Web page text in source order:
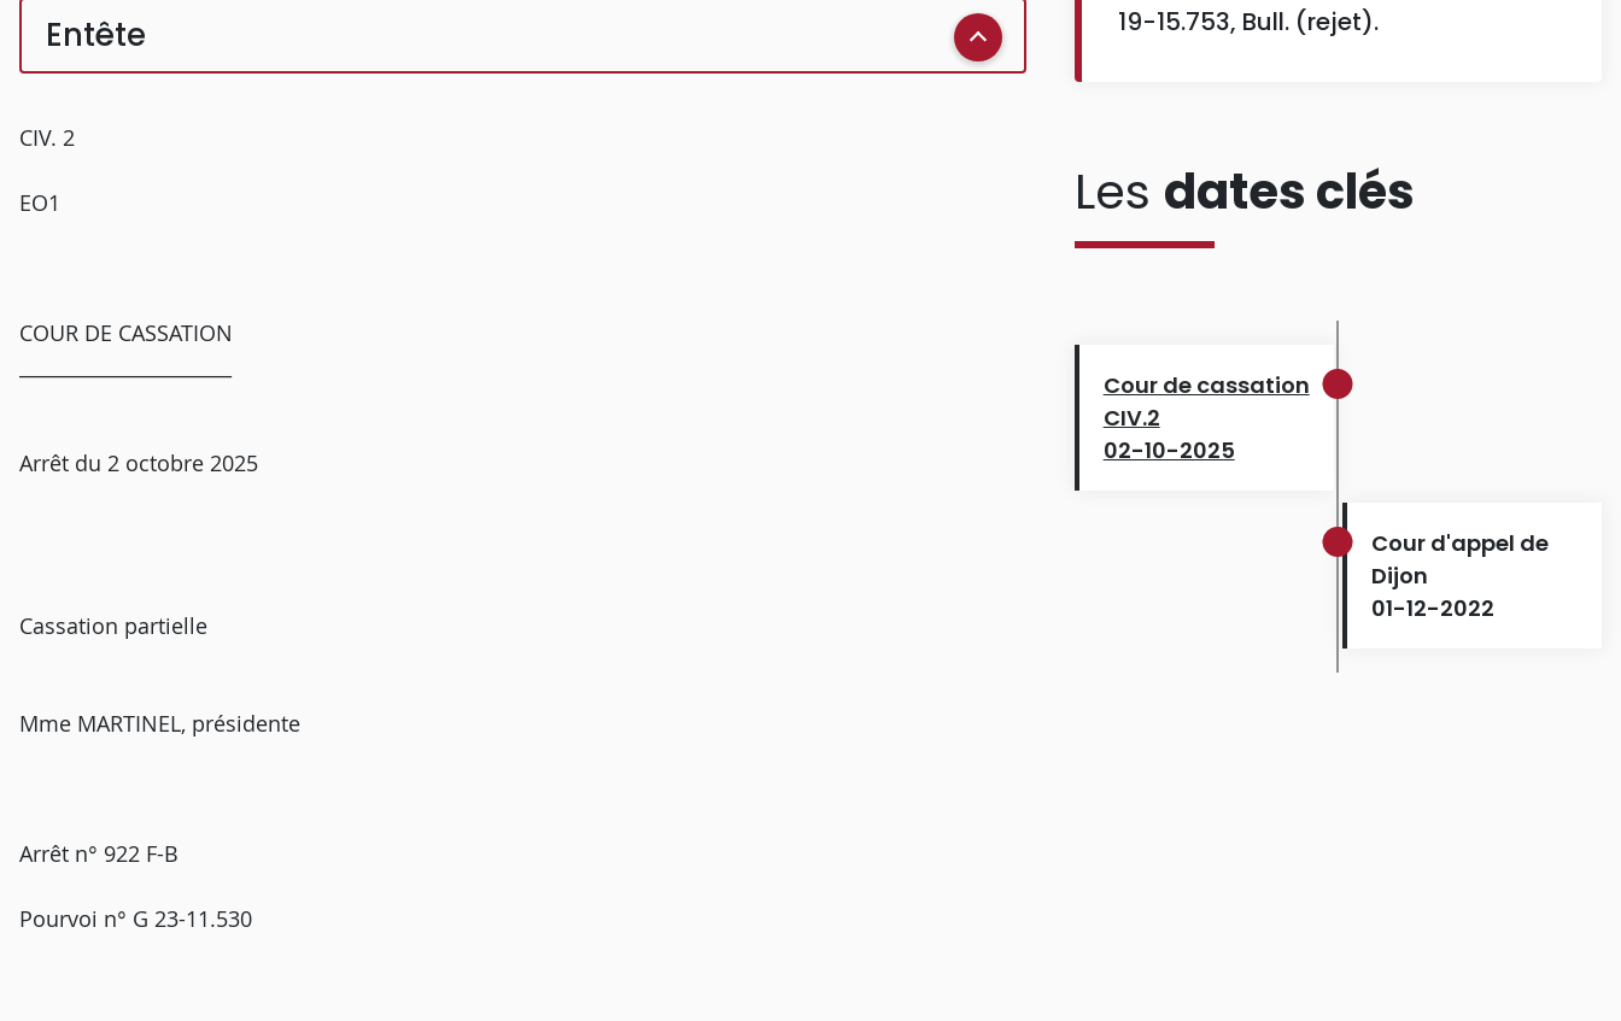
Entête
CIV. 2
EO1
COUR DE CASSATION
Arrêt du 2 octobre 2025
Cassation partielle
Mme MARTINEL, présidente
Arrêt n° 922 F-B
Pourvoi n° G 23-11.530
19-15.753, Bull. (rejet).
Les dates clés
Cour de cassation
CIV.2
02-10-2025
Cour d'appel de
Dijon
01-12-2022